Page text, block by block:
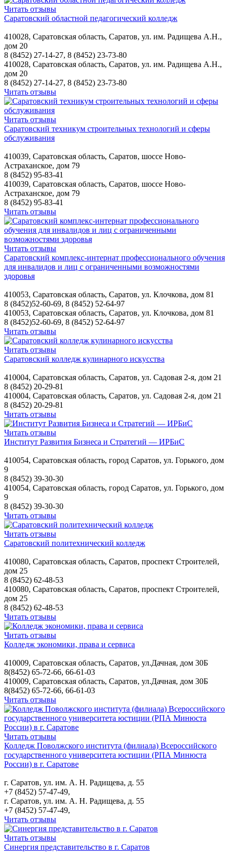
Читать отзывы
Саратовский областной педагогический колледж
410028, Саратовская область, Саратов, ул. им. Радищева А.Н.,
дом 20
8 (8452) 27-14-27, 8 (8452) 23-73-80
410028, Саратовская область, Саратов, ул. им. Радищева А.Н.,
дом 20
8 (8452) 27-14-27, 8 (8452) 23-73-80
Читать отзывы
Читать отзывы
Саратовский техникум строительных технологий и сферы
обслуживания
410039, Саратовская область, Саратов, шоссе Ново-
Астраханское, дом 79
8 (8452) 95-83-41
410039, Саратовская область, Саратов, шоссе Ново-
Астраханское, дом 79
8 (8452) 95-83-41
Читать отзывы
Читать отзывы
Саратовский комплекс-интернат профессионального обучения
для инвалидов и лиц с ограниченными возможностями
здоровья
410053, Саратовская область, Саратов, ул. Клочкова, дом 81
8 (8452)52-60-69, 8 (8452) 52-64-97
410053, Саратовская область, Саратов, ул. Клочкова, дом 81
8 (8452)52-60-69, 8 (8452) 52-64-97
Читать отзывы
Читать отзывы
Саратовский колледж кулинарного искусства
410004, Саратовская область, Саратов, ул. Садовая 2-я, дом 21
8 (8452) 20-29-81
410004, Саратовская область, Саратов, ул. Садовая 2-я, дом 21
8 (8452) 20-29-81
Читать отзывы
Читать отзывы
Институт Развития Бизнеса и Стратегий — ИРБиС
410054, Саратовская область, город Саратов, ул. Горького, дом
9
8 (8452) 39-30-30
410054, Саратовская область, город Саратов, ул. Горького, дом
9
8 (8452) 39-30-30
Читать отзывы
Читать отзывы
Саратовский политехнический колледж
410080, Саратовская область, Саратов, проспект Строителей,
дом 25
8 (8452) 62-48-53
410080, Саратовская область, Саратов, проспект Строителей,
дом 25
8 (8452) 62-48-53
Читать отзывы
Читать отзывы
Колледж экономики, права и сервиса
410009, Саратовская область, Саратов, ул.Дачная, дом 30Б
8(8452) 65-72-66, 66-61-03
410009, Саратовская область, Саратов, ул.Дачная, дом 30Б
8(8452) 65-72-66, 66-61-03
Читать отзывы
Читать отзывы
Колледж Поволжского института (филиала) Всероссийского
государственного университета юстиции (РПА Минюста
России) в г. Саратове
г. Саратов, ул. им. А. Н. Радищева, д. 55
+7 (8452) 57-47-49,
г. Саратов, ул. им. А. Н. Радищева, д. 55
+7 (8452) 57-47-49,
Читать отзывы
Читать отзывы
Синергия представительство в г. Саратов